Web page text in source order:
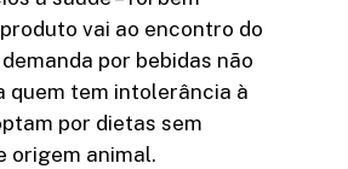
vai ao encontro do
por bebidas não
quem tem intolerância à
por dietas sem
origem animal.